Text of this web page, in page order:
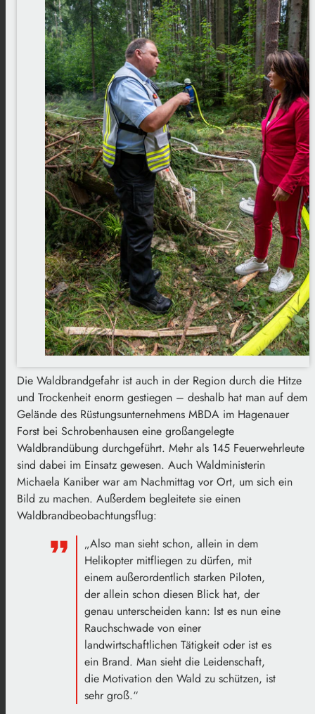
Die Waldbrandgefahr ist auch in der Region durch die Hitze
und Trockenheit enorm gestiegen – deshalb hat man auf dem
Gelände des Rüstungsunternehmens MBDA im Hagenauer
Forst bei Schrobenhausen eine großangelegte
Waldbrandübung durchgeführt. Mehr als 145 Feuerwehrleute
sind dabei im Einsatz gewesen. Auch Waldministerin
Michaela Kaniber war am Nachmittag vor Ort, um sich ein
Bild zu machen. Außerdem begleitete sie einen
Waldbrandbeobachtungsflug:
„Also man sieht schon, allein in dem
Helikopter mitfliegen zu dürfen, mit
einem außerordentlich starken Piloten,
der allein schon diesen Blick hat, der
genau unterscheiden kann: Ist es nun eine
Rauchschwade von einer
landwirtschaftlichen Tätigkeit oder ist es
ein Brand. Man sieht die Leidenschaft,
die Motivation den Wald zu schützen, ist
sehr groß.“